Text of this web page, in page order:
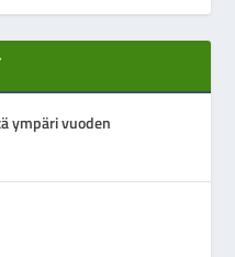
ympäri vuoden